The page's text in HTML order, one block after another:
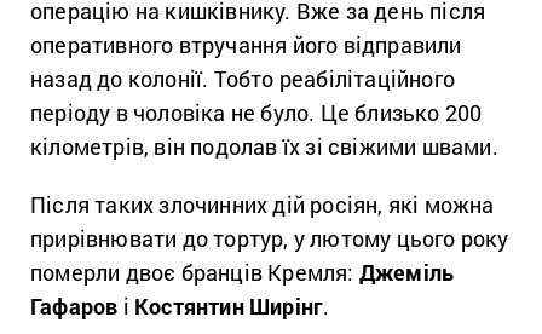
операцію на кишківнику. Вже за день після
оперативного втручання його відправили
назад до колонії. Тобто реабілітаційного
періоду в чоловіка не було. Це близько 200
кілометрів, він подолав їх зі свіжими швами.
Після таких злочинних дій росіян, які можна
прирівнювати до тортур, у лютому цього року
померли двоє бранців Кремля: Джеміль
Гафаров і Костянтин Ширінг.